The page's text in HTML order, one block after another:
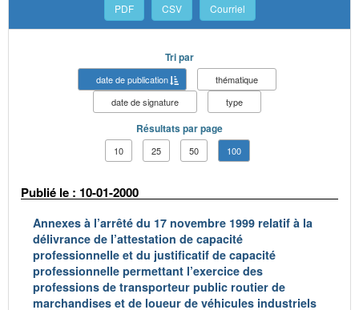
PDF CSV Courriel
Tri par
date de publication
thématique
date de signature
type
Résultats par page
10 25 50 100
Publié le : 10-01-2000
Annexes à l’arrêté du 17 novembre 1999 relatif à la
délivrance de l’attestation de capacité
professionnelle et du justificatif de capacité
professionnelle permettant l’exercice des
professions de transporteur public routier de
marchandises et de loueur de véhicules industriels